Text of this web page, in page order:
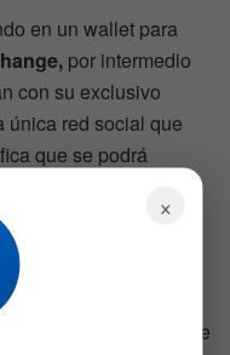
en un wallet para
por intermedio
con su exclusivo
única red social que
que se podrá
y sin comisiones.
tendrá
que ofrece la
y buenas
destinará parte
×